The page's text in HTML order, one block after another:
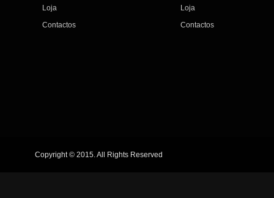
Loja
Contactos
Loja
Contactos
Copyright © 2015. All Rights Reserved